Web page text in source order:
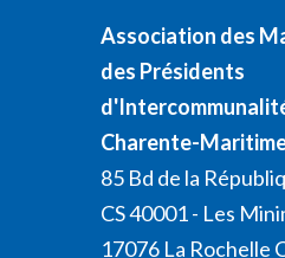
Association des
des Présidents
Charente-
85 Bd de la
CS 40001 - Les
17076 La Rochelle